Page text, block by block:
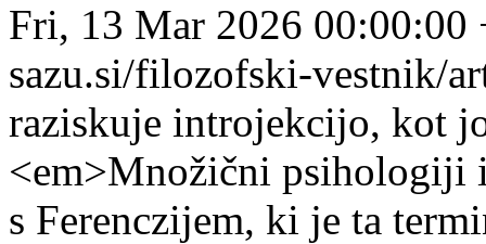
Fri, 13 Mar 2026 00:00:00
sazu.si/filozofski-vestnik/
raziskuje introjekcijo, kot
<em>Množični psihologiji
s Ferenczijem, ki je ta